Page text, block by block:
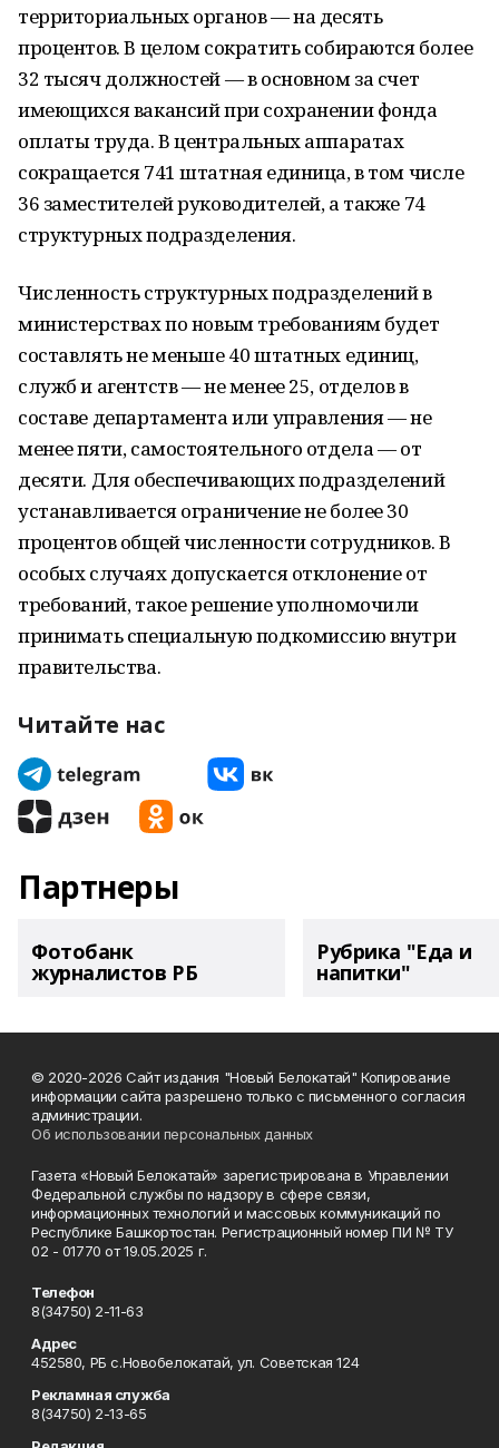
территориальных органов — на десять
процентов. В целом сократить собираются более
32 тысяч должностей — в основном за счет
имеющихся вакансий при сохранении фонда
оплаты труда. В центральных аппаратах
сокращается 741 штатная единица, в том числе
36 заместителей руководителей, а также 74
структурных подразделения.
Численность структурных подразделений в
министерствах по новым требованиям будет
составлять не меньше 40 штатных единиц,
служб и агентств — не менее 25, отделов в
составе департамента или управления — не
менее пяти, самостоятельного отдела — от
десяти. Для обеспечивающих подразделений
устанавливается ограничение не более 30
процентов общей численности сотрудников. В
особых случаях допускается отклонение от
требований, такое решение уполномочили
принимать специальную подкомиссию внутри
правительства.
Читайте нас
Партнеры
Фотобанк
журналистов РБ
Рубрика "Еда и
напитки"
© 2020-2026 Сайт издания "Новый Белокатай" Копирование
информации сайта разрешено только с письменного согласия
администрации.
Об использовании персональных данных
Газета «Новый Белокатай» зарегистрирована в Управлении
Федеральной службы по надзору в сфере связи,
информационных технологий и массовых коммуникаций по
Республике Башкортостан. Регистрационный номер ПИ № ТУ
02 - 01770 от 19.05.2025 г.
Телефон
8(34750) 2-11-63
Адрес
452580, РБ с.Новобелокатай, ул. Советская 124
Рекламная служба
8(34750) 2-13-65